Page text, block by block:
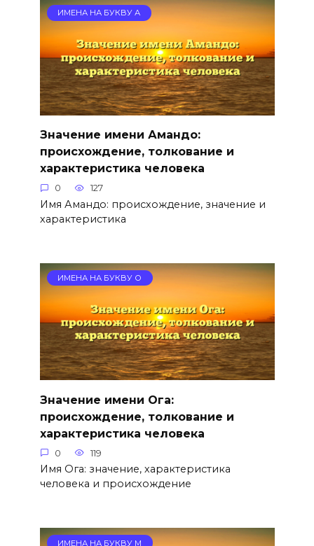
ИМЕНА НА БУКВУ А
Значение имени Амандо:
происхождение, толкование и
характеристика человека
0 127
Имя Амандо: происхождение, значение и
характеристика
ИМЕНА НА БУКВУ О
Значение имени Ога:
происхождение, толкование и
характеристика человека
0 119
Имя Ога: значение, характеристика
человека и происхождение
ИМЕНА НА БУКВУ М